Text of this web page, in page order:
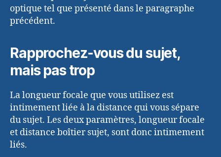
optique tel que présenté dans le paragraphe
précédent.
Rapprochez-vous du sujet,
mais pas trop
La longueur focale que vous utilisez est
intimement liée à la distance qui vous sépare
du sujet. Les deux paramètres, longueur focale
et distance boîtier sujet, sont donc intimement
liés.